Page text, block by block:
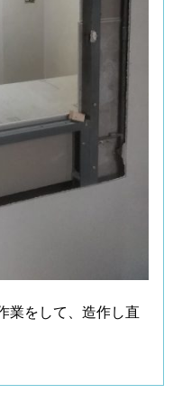
業をして、造作し直